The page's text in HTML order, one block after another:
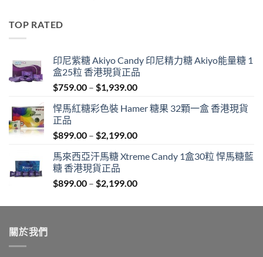
TOP RATED
印尼紫糖 Akiyo Candy 印尼精力糖 Akiyo能量糖 1
盒25粒 香港現貨正品
$759.00 – $1,939.00Price
$759.00
$1,939.00
悍馬紅糖彩色裝 Hamer 糖果 32顆一盒 香港現貨
正品
$899.00 – $2,199.00Price
$899.00
$2,199.00
馬來西亞汗馬糖 Xtreme Candy 1盒30粒 悍馬糖藍
糖 香港現貨正品
$899.00 – $2,199.00Price
$899.00
關於我們